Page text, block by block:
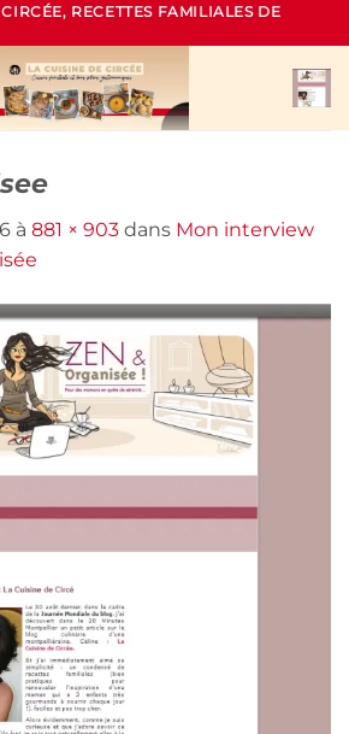
RECETTES FAMILIALES DE
à 881 × 903 dans Mon interview